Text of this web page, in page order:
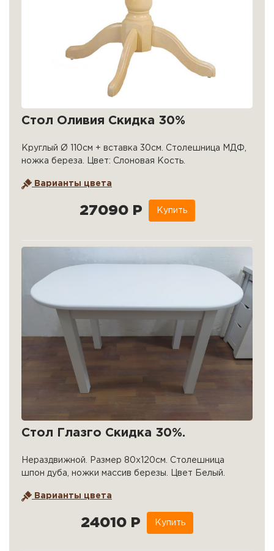
Стол Оливия Скидка 30%
Круглый Ø 110см + вставка 30см. Столешница МДФ,
ножка береза. Цвет: Слоновая Кость.
Варианты цвета
27090 Р Купить
Стол Глазго Скидка 30%.
Нераздвижной. Размер 80х120см. Столешница
шпон дуба, ножки массив березы. Цвет Белый.
Варианты цвета
24010 Р Купить